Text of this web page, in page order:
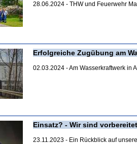
28.06.2024 - THW und Feuerwehr
Erfolgreiche Zugübung am
02.03.2024 - Am Wasserkraftwerk in
Einsatz? - Wir sind
23.11.2023 - Ein Rückblick auf